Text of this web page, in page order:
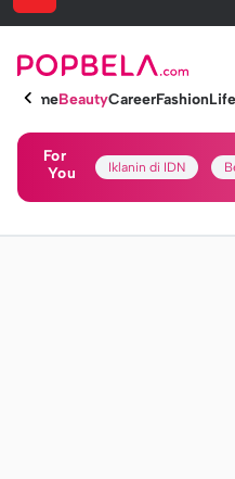
HomeBeautyCareerFashion
For
You
Iklanin di IDN